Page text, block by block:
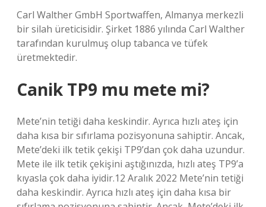
Carl Walther GmbH Sportwaffen, Almanya merkezli
bir silah üreticisidir. Şirket 1886 yılında Carl Walther
tarafından kurulmuş olup tabanca ve tüfek
üretmektedir.
Canik TP9 mu mete mi?
Mete’nin tetiği daha keskindir. Ayrıca hızlı ateş için
daha kısa bir sıfırlama pozisyonuna sahiptir. Ancak,
Mete’deki ilk tetik çekişi TP9’dan çok daha uzundur.
Mete ile ilk tetik çekişini aştığınızda, hızlı ateş TP9’a
kıyasla çok daha iyidir.12 Aralık 2022 Mete’nin tetiği
daha keskindir. Ayrıca hızlı ateş için daha kısa bir